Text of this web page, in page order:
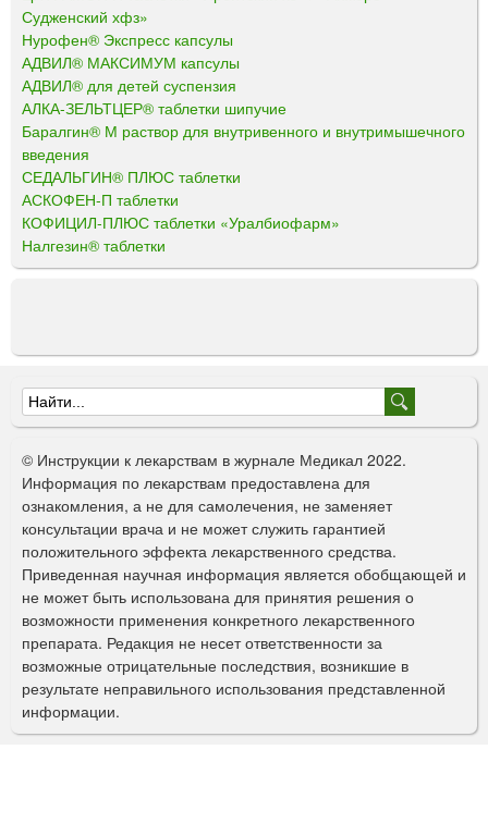
Судженский хфз»
Нурофен® Экспресс капсулы
АДВИЛ® МАКСИМУМ капсулы
АДВИЛ® для детей суспензия
АЛКА-ЗЕЛЬТЦЕР® таблетки шипучие
Баралгин® М раствор для внутривенного и внутримышечного
введения
СЕДАЛЬГИН® ПЛЮС таблетки
АСКОФЕН-П таблетки
КОФИЦИЛ-ПЛЮС таблетки «Уралбиофарм»
Налгезин® таблетки
Ф
о
р
м
а
п
о
и
с
к
© Инструкции к лекарствам в журнале Медикал 2022.
Информация по лекарствам предоставлена для
ознакомления, а не для самолечения, не заменяет
консультации врача и не может служить гарантией
положительного эффекта лекарственного средства.
Приведенная научная информация является обобщающей и
не может быть использована для принятия решения о
возможности применения конкретного лекарственного
препарата. Редакция не несет ответственности за
возможные отрицательные последствия, возникшие в
результате неправильного использования представленной
информации.